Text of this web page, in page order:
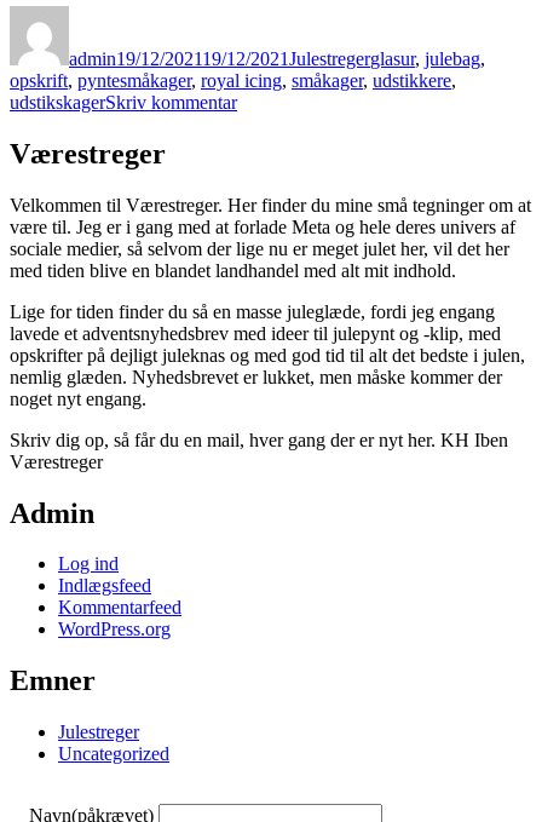
admin19/12/202119/12/2021Julestregerglasur, julebag,
opskrift, pyntesmåkager, royal icing, småkager, udstikkere,
udstikskagerSkriv kommentartil
Værestreger
Velkommen til Værestreger. Her finder du mine små tegninger om at
være til. Jeg er i gang med at forlade Meta og hele deres univers af
sociale medier, så selvom der lige nu er meget julet her, vil det her
med tiden blive en blandet landhandel med alt mit indhold.
Lige for tiden finder du så en masse juleglæde, fordi jeg engang
lavede et adventsnyhedsbrev med ideer til julepynt og -klip, med
opskrifter på dejligt juleknas og med god tid til alt det bedste i julen,
nemlig glæden. Nyhedsbrevet er lukket, men måske kommer der
noget nyt engang.
Skriv dig op, så får du en mail, hver gang der er nyt her. KH Iben
Værestreger
Admin
Log ind
Indlægsfeed
Kommentarfeed
WordPress.org
Emner
Julestreger
Uncategorized
Navn(påkrævet)